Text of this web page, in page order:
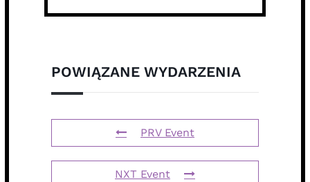
POWIĄZANE WYDARZENIA
PRV Event
NXT Event